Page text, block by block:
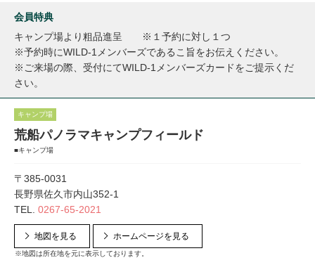
会員特典
キャンプ場より粗品進呈 ※１予約に対し１つ
※予約時にWILD-1メンバーズであるこ旨をお伝えください。
※ご来場の際、受付にてWILD-1メンバーズカードをご提示くだ
さい。
キャンプ場
荒船パノラマキャンプフィールド
■キャンプ場
〒385-0031
長野県佐久市内山352-1
TEL. 0267-65-2021
地図を見る
※地図は所在地を元に表示しております。
ホームページを見る